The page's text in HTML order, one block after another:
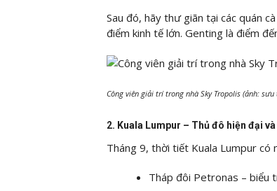
Sau đó, hãy thư giãn tại các quán
điểm kinh tế lớn. Genting là điểm
Công viên giải trí trong nhà Sky Tropolis (ảnh: sưu
2. Kuala Lumpur – Thủ đô hiện đại
Tháng 9, thời tiết Kuala Lumpur có
Tháp đôi Petronas – biểu